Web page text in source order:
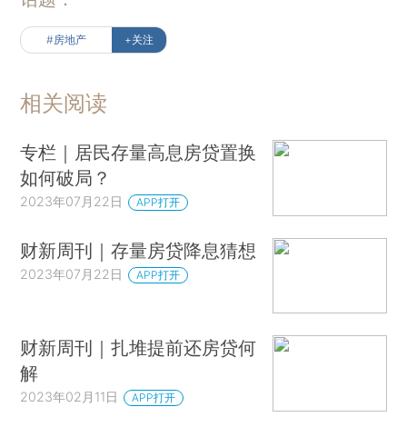
2023年8月，财新BBD中国新经济指数
（NEI）录得30.4，即新经济投入占整个经济投入
点评
2023年8月，财新中国制造业PMI录得51.0，
较前月上升 1.8 个百分点，近四个月来第三次录得
荣枯线上，制造业景气度有所恢复。8月，财新中
51.8，较前月下降2.3个百分点。财新中国服务业
PMI虽然已经连续八个月位于扩张区间，8月却录得
制造业供给和需求同步扩张。尽管高温天气对
于部分企业生产有所影响，但市场总体需求改善，
供给增加，制造业新订单指数和生产指数双双回升
#房地产 +关注
相关阅读
专栏｜居民存量高息房贷置换
如何破局？
2023年07月22日 APP打开
财新周刊｜存量房贷降息猜想
2023年07月22日 APP打开
财新周刊｜扎堆提前还房贷何
解
2023年02月11日 APP打开